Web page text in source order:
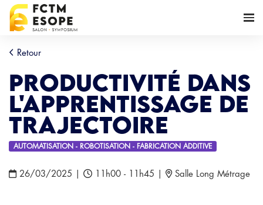
Retour
Productivité dans
l'apprentissage de
trajectoire
AUTOMATISATION - ROBOTISATION - FABRICATION ADDITIVE
26/03/2025 11h00 - 11h45 Salle Long Métrage